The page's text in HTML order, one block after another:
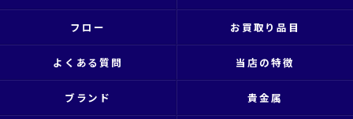
フロー お買取り品目
よくある質問 当店の特徴
ブランド 貴金属